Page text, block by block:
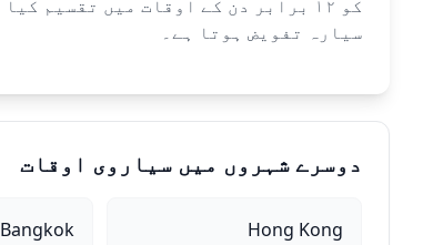
سیارہ تفویض ہوتا ہے۔
دوسرے شہروں میں سیاروی اوقات
Hong Kong
Bangkok